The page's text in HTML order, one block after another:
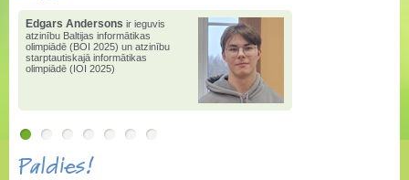
Edgars Andersons ir ieguvis
atzinību Baltijas informātikas
olimpiādē (BOI 2025) un atzinību
starptautiskajā informātikas
olimpiādē (IOI 2025)
Paldies!